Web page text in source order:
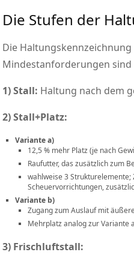
Die Stufen der
Die
Mindestanforderungen
1) Stall: Haltung nach dem
2) Stall+Platz:
Variante a)
12,5 % mehr Platz (je nach
Raufutter, das zusätzlich zum
wahlweise 3
Scheuervorrichtungen,
Variante b)
Zugang zum Auslauf mit
Mehrplatz analog zur Variante
3) Frischluftstall: